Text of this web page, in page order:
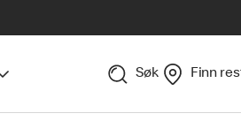
Søk Finn